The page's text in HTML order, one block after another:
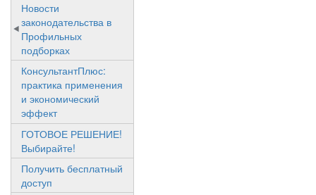
Новости
законодательства в
Профильных
подборках
КонсультантПлюс:
практика применения
и экономический
эффект
ГОТОВОЕ РЕШЕНИЕ!
Выбирайте!
Получить бесплатный
доступ